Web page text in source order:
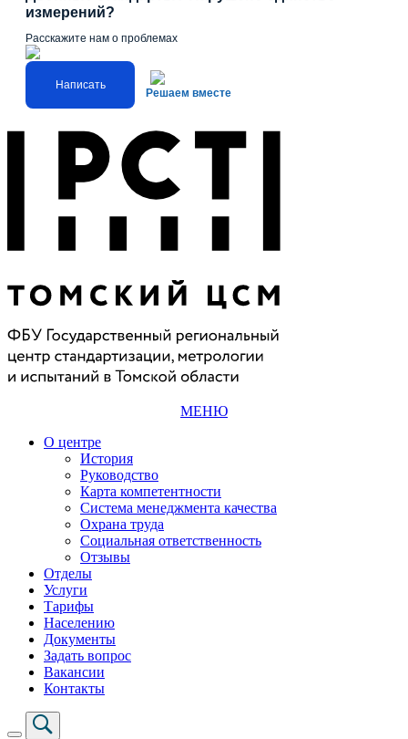
измерений?
Расскажите нам о проблемах
Написать
Решаем вместе
МЕНЮ
О центре
История
Руководство
Карта компетентности
Система менеджмента качества
Охрана труда
Социальная ответственность
Отзывы
Отделы
Услуги
Тарифы
Населению
Документы
Задать вопрос
Вакансии
Контакты